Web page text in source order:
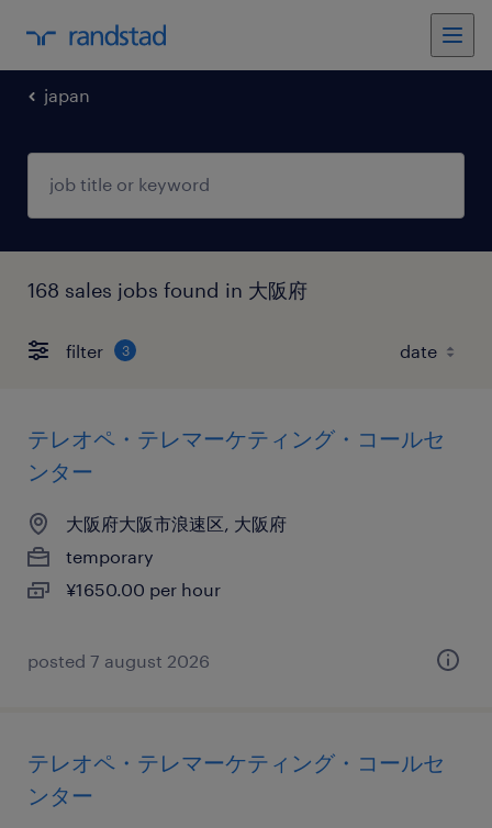
japan
168 sales jobs found in 大阪府
filter 3
テレオペ・テレマーケティング・コールセ
ンター
大阪府大阪市浪速区, 大阪府
temporary
¥1650.00 per hour
posted 7 august 2026
テレオペ・テレマーケティング・コールセ
ンター